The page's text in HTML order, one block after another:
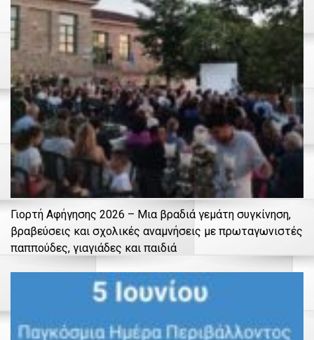
Γιορτή Αφήγησης 2026 – Μια βραδιά γεμάτη συγκίνηση,
βραβεύσεις και σχολικές αναμνήσεις με πρωταγωνιστές
παππούδες, γιαγιάδες και παιδιά